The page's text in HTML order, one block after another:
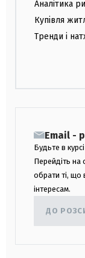
Аналітика
Купівля
Тренди і
Email -
Будьте в
Перейдіть на
обрати ті, що
інтересам.
ДО